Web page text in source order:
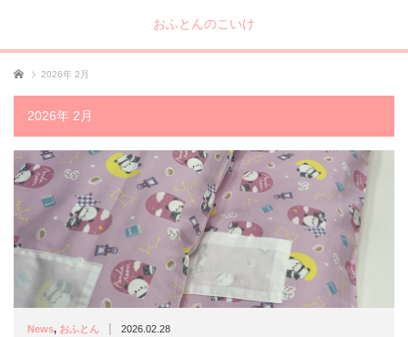
おふとんのこいけ
ホーム 2026年 2月
2026年 2月
News, おふとん | 2026.02.28